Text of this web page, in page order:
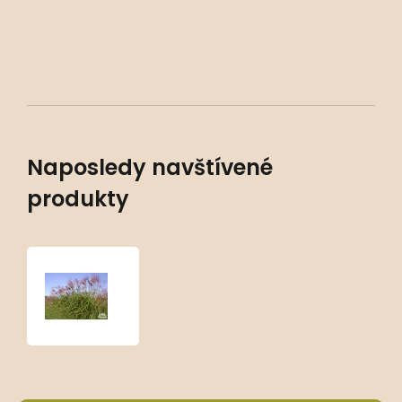
Naposledy navštívené
produkty